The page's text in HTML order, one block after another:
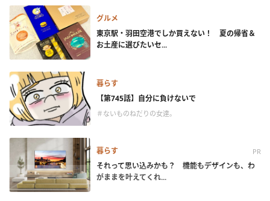
グルメ
東京駅・羽田空港でしか買えない！ 夏の帰省＆
お土産に選びたいセ...
暮らす
【第745話】自分に負けないで
＃ないものねだりの女達。
暮らす PR
それって思い込みかも？ 機能もデザインも、わ
がままを叶えてくれ...